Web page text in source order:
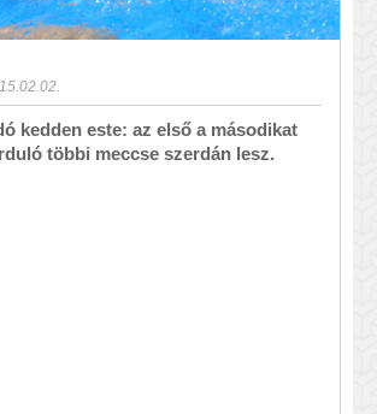
kedden este: az első a másodikat
többi meccse szerdán lesz.